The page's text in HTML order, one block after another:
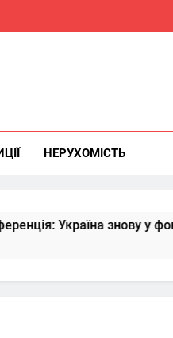
НЕРУХОМІСТЬ
знову у фокусі світу